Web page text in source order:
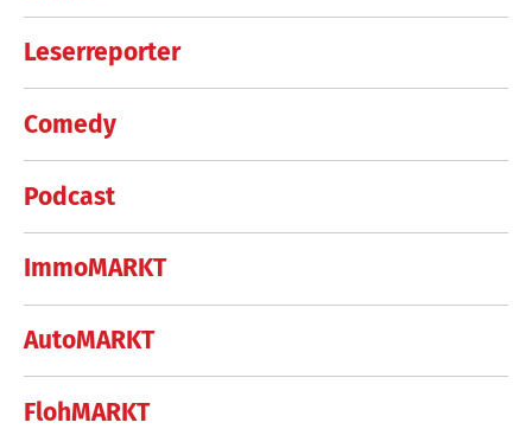
Leserreporter
Comedy
Podcast
ImmoMARKT
AutoMARKT
FlohMARKT